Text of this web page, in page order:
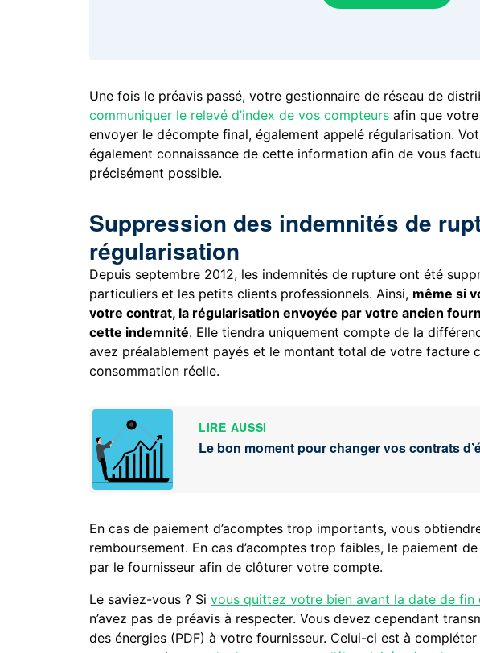
Une fois le préavis passé, votre gestionnaire de réseau de
communiquer le relevé d’index de vos compteurs afin que
envoyer le décompte final, également appelé régularisation.
également connaissance de cette information afin de vous
précisément possible.
Suppression des indemnités de
régularisation
Depuis septembre 2012, les indemnités de rupture ont été
particuliers et les petits clients professionnels. Ainsi, même si
votre contrat, la régularisation envoyée par votre ancien
cette indemnité. Elle tiendra uniquement compte de la
avez préalablement payés et le montant total de votre facture
consommation réelle.
LIRE AUSSI
Le bon moment pour changer vos contrats
En cas de paiement d’acomptes trop importants, vous
remboursement. En cas d’acomptes trop faibles, le paiement
par le fournisseur afin de clôturer votre compte.
Le saviez-vous ? Sivous quittez votre bien avant la date de fin
n’avez pas de préavis à respecter. Vous devez cependant
des énergies (PDF) à votre fournisseur. Celui-ci est à